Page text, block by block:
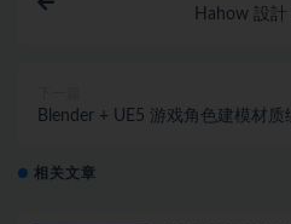
Hahow 設
Blender + UE5 游戏角色建模材质
相关文章